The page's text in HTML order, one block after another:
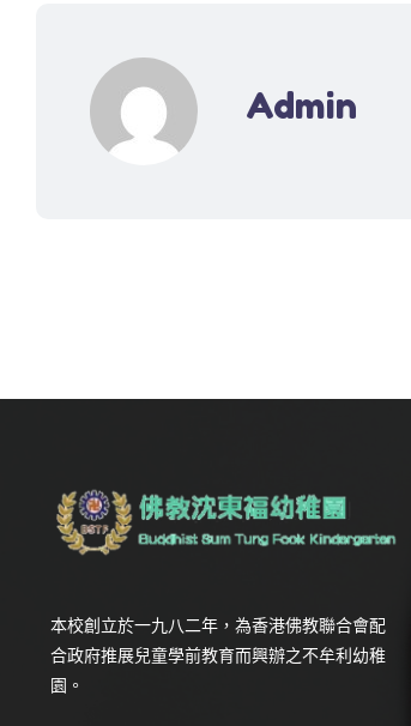
Admin
本校創立於一九八二年，為香港佛教聯合會配
合政府推展兒童學前教育而興辦之不牟利幼稚
園。